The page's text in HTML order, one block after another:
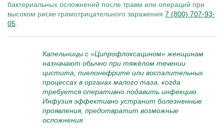
бактериальных осложнений после травм или операций при
высоком риске грамотрицательного заражения 7 (800) 707-93-
05
Капельницы с «Ципрофлоксацином» женщинам
назначают обычно при тяжёлом течении
цистита, пиелонефрите или воспалительных
процессах в органах малого таза, когда
требуется оперативно подавить инфекцию.
Инфузия эффективно устранит болезненные
проявления, предотвратит возможные
осложнения.